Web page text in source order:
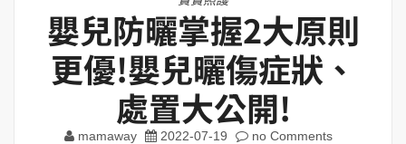
嬰兒防曬掌握2大原則
更優!嬰兒曬傷症狀、
處置大公開!
mamaway 2022-07-19 no Comments